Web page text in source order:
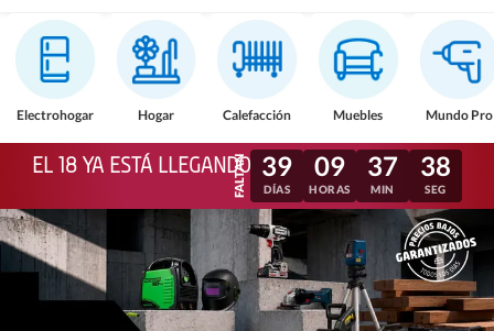
Electrohogar Hogar Calefacción Muebles Mundo Pro
EL 18 YA ESTÁ LLEGANDO 39
DÍAS
09
HORAS
37
MIN
35
SEG